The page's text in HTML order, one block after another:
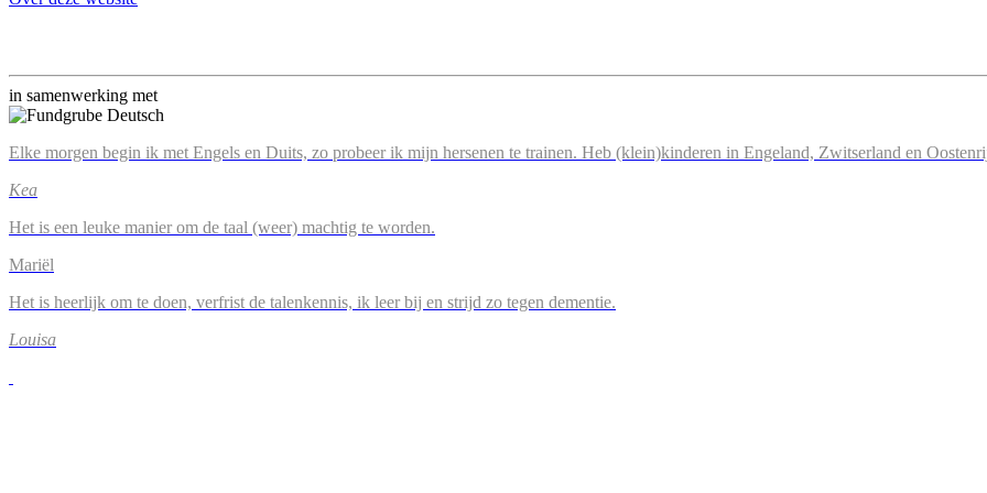
in samenwerking met
Elke morgen begin ik met Engels en Duits, zo probeer ik mijn hersenen te trainen. Heb (klein)kinderen in Engeland, Zwitserland en
Kea
Het is een leuke manier om de taal (weer) machtig te worden.
Mariël
Het is heerlijk om te doen, verfrist de talenkennis, ik leer bij en strijd zo tegen dementie.
Louisa